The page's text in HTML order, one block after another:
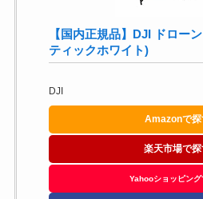
【国内正規品】DJI ドロー
ティックホワイト)
DJI
Amazonで探
楽天市場で
Yahooショッピング